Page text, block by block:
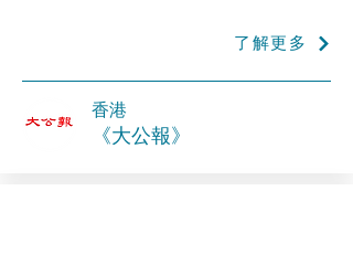
了解更多
香港
《大公報》